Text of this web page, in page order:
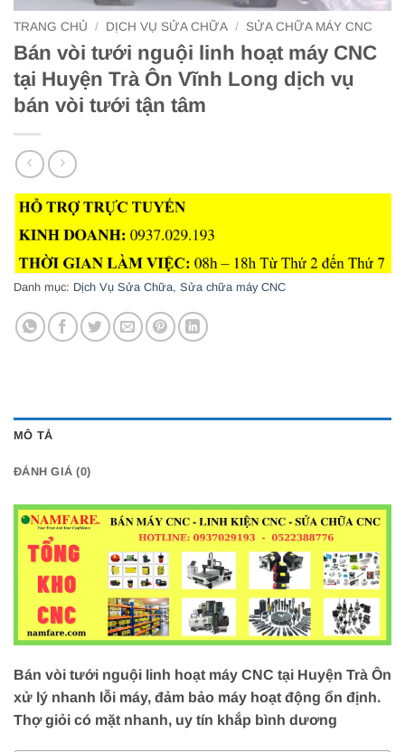
TRANG CHỦ / DỊCH VỤ SỬA CHỮA / SỬA CHỮA MÁY CNC
Bán vòi tưới nguội linh hoạt máy CNC
tại Huyện Trà Ôn Vĩnh Long dịch vụ
bán vòi tưới tận tâm
Danh mục: Dịch Vụ Sửa Chữa, Sửa chữa máy CNC
MÔ TẢ
ĐÁNH GIÁ (0)
Bán vòi tưới nguội linh hoạt máy CNC tại Huyện Trà Ôn
xử lý nhanh lỗi máy, đảm bảo máy hoạt động ổn định.
Thợ giỏi có mặt nhanh, uy tín khắp bình dương